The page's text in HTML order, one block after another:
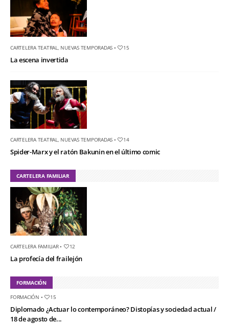
CARTELERA TEATRAL NUEVAS TEMPORADAS • 15
La escena invertida
CARTELERA TEATRAL NUEVAS TEMPORADAS • 14
Spider-Marx y el ratón Bakunin en el último comic
CARTELERA FAMILIAR
CARTELERA FAMILIAR• 12
La profecía del frailejón
FORMACIÓN
FORMACIÓN • 15
Diplomado ¿Actuar lo contemporáneo? Distopías y sociedad actual /
18 de agosto de...